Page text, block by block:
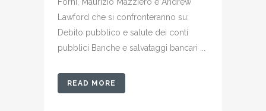
Forni, Maurizio Mazziero e Andrew
Lawford che si confronteranno su:
Debito pubblico e salute dei conti
pubblici Banche e salvataggi bancari ...
READ MORE